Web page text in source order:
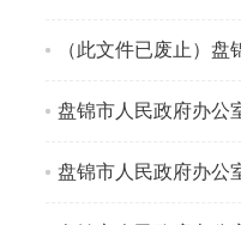
盘锦市人民政府办公
盘锦市人民政府办公